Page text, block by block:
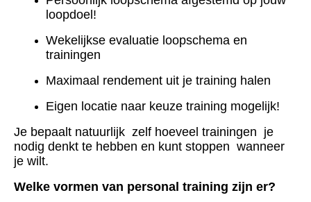
loopdoel!
Wekelijkse evaluatie loopschema en
trainingen
Maximaal rendement uit je training halen
Eigen locatie naar keuze training mogelijk!
Je bepaalt natuurlijk zelf hoeveel trainingen je
nodig denkt te hebben en kunt stoppen wanneer
je wilt.
Welke vormen van personal training zijn er?